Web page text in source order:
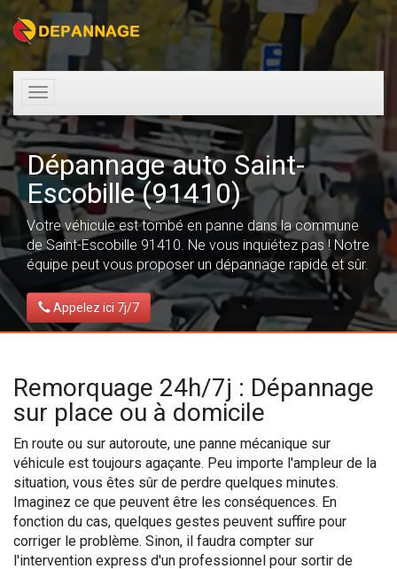
Toggle
navigation
Dépannage auto Saint-
Escobille (91410)
Votre véhicule est tombé en panne dans la commune
de Saint-Escobille 91410. Ne vous inquiétez pas ! Notre
équipe peut vous proposer un dépannage rapide et sûr.
Appelez ici 7j/7
Remorquage 24h/7j : Dépannage
sur place ou à domicile
En route ou sur autoroute, une panne mécanique sur
véhicule est toujours agaçante. Peu importe l'ampleur de la
situation, vous êtes sûr de perdre quelques minutes.
Imaginez ce que peuvent être les conséquences. En
fonction du cas, quelques gestes peuvent suffire pour
corriger le problème. Sinon, il faudra compter sur
l'intervention express d'un professionnel pour sortir de